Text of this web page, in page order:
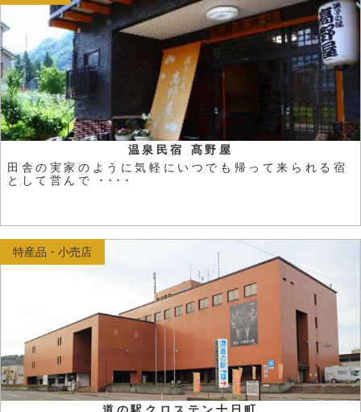
温泉民宿 髙野屋
田舎の実家のように気軽にいつでも帰って来られる宿
として営んで ････
道の駅クロステン十日町
特産品・小売店